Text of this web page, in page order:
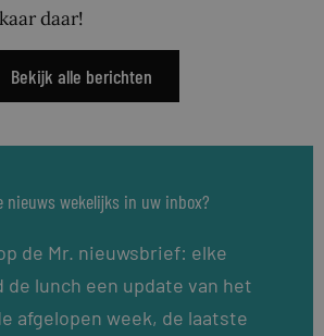
daar!
Bekijk alle berichten
nieuws wekelijks in uw inbox?
de Mr. nieuwsbrief: elke
de lunch een update van het
afgelopen week, de laatste